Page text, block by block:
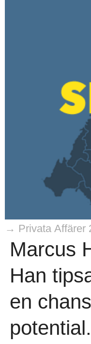
→ Privata Affärer
Marcus
Han
en